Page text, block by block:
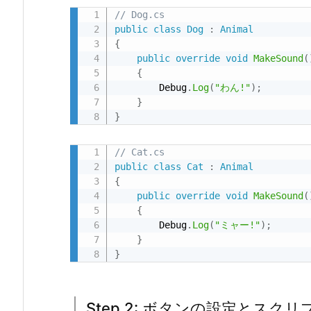
と
割
5.
ポ
フ
ズ
の
// Dog.cs
public class Dog :
Animal
{
public override void MakeSound (
{
        Debug
. Log( "わん!") ;
}
}
// Cat.cs
public class Cat :
Animal
{
public override void MakeSound (
{
        Debug
. Log( "ミャー!") ;
}
}